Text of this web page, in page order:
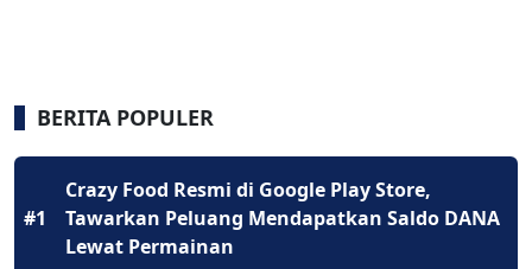
BERITA POPULER
#1
Crazy Food Resmi di Google Play Store,
Tawarkan Peluang Mendapatkan Saldo DANA
Lewat Permainan